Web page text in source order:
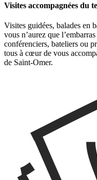
Visites accompagnées du
Visites guidées, balades en
vous n’aurez que
conférenciers, bateliers ou
tous à cœur de vous
de Saint-Omer.